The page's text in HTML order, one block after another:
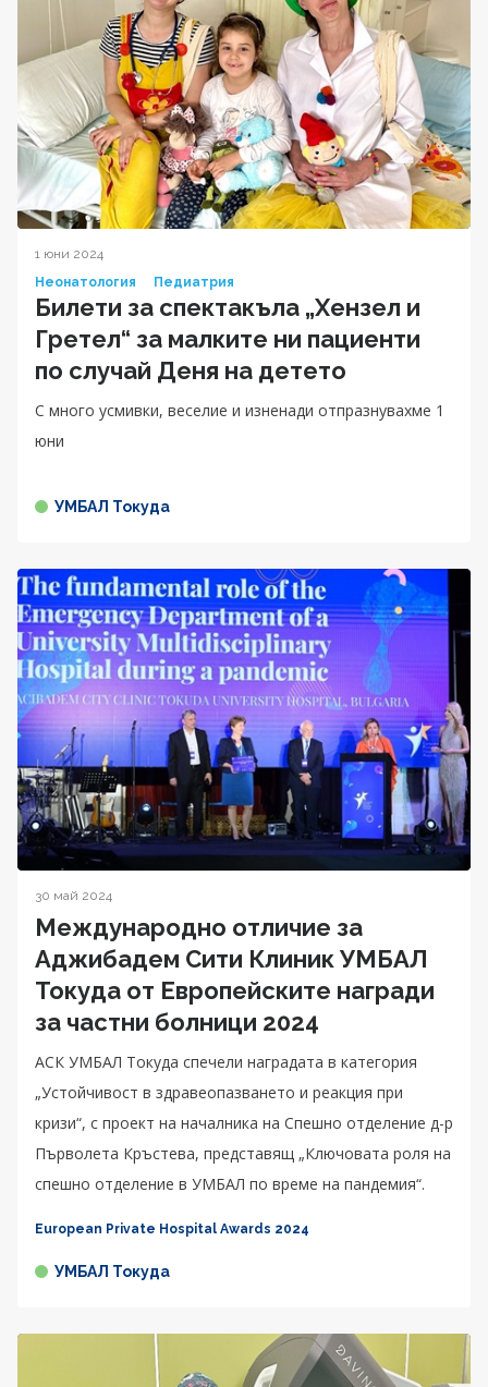
1 юни 2024
Неонатология
Педиатрия
Билети за спектакъла „Хензел и
Гретел“ за малките ни пациенти
по случай Деня на детето
С много усмивки, веселие и изненади отпразнувахме 1
юни
УМБАЛ Токуда
30 май 2024
Международно отличие за
Аджибадем Сити Клиник УМБАЛ
Токуда от Европейските награди
за частни болници 2024
АСК УМБАЛ Токуда спечели наградата в категория
„Устойчивост в здравеопазването и реакция при
кризи“, с проект на началника на Спешно отделение д-р
Първолета Кръстева, представящ „Ключовата роля на
спешно отделение в УМБАЛ по време на пандемия“.
European Private Hospital Awards 2024
УМБАЛ Токуда